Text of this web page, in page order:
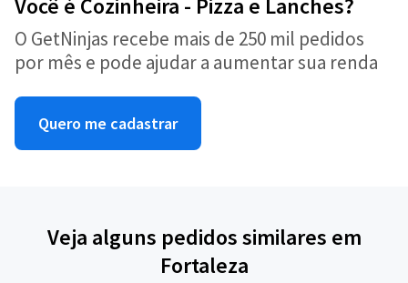
Você é Cozinheira - Pizza e Lanches?
O GetNinjas recebe mais de 250 mil pedidos
por mês e pode ajudar a aumentar sua renda
Quero me cadastrar
Veja alguns pedidos similares em
Fortaleza